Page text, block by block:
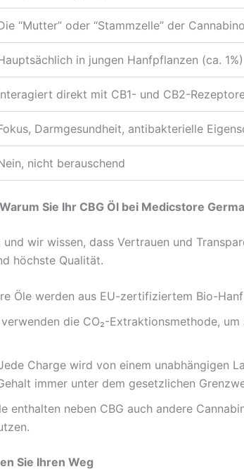
“Mutter” oder “Stammzelle” der
in jungen Hanfpflanzen (ca. 1%)
direkt mit CB1- und CB2-
Darmgesundheit, antibakterielle
nicht berauschend
Sie Ihr CBG Öl bei Medicstore
wir wissen, dass Vertrauen und
höchste Qualität.
Öle werden aus EU-zertifiziertem Bio-
die CO₂-Extraktionsmethode,
Charge wird von einem unabhängigen
immer unter dem gesetzlichen
enthalten neben CBG auch andere
Sie Ihren Weg